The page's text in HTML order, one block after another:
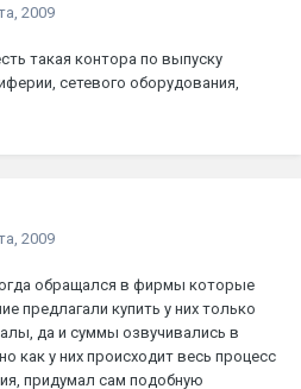
2009
такая контора по выпуску
сетевого ​оборудования,
2009
обращался в фирмы которые
предлагали купить у них только
да и суммы озвучивались в
как у них происходит весь процесс
придумал сам подобную